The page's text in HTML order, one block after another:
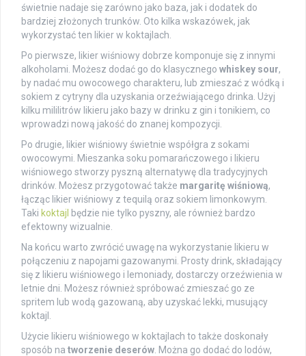
świetnie nadaje się zarówno jako baza, jak i dodatek do
bardziej złożonych trunków. Oto kilka wskazówek, jak
wykorzystać ten likier w koktajlach.
Po pierwsze, likier wiśniowy dobrze komponuje się z innymi
alkoholami. Możesz dodać go do klasycznego whiskey sour,
by nadać mu owocowego charakteru, lub zmieszać z wódką i
sokiem z cytryny dla uzyskania orzeźwiającego drinka. Użyj
kilku mililitrów likieru jako bazy w drinku z gin i tonikiem, co
wprowadzi nową jakość do znanej kompozycji.
Po drugie, likier wiśniowy świetnie współgra z sokami
owocowymi. Mieszanka soku pomarańczowego i likieru
wiśniowego stworzy pyszną alternatywę dla tradycyjnych
drinków. Możesz przygotować także margaritę wiśniową,
łącząc likier wiśniowy z tequilą oraz sokiem limonkowym.
Taki koktajl będzie nie tylko pyszny, ale również bardzo
efektowny wizualnie.
Na końcu warto zwrócić uwagę na wykorzystanie likieru w
połączeniu z napojami gazowanymi. Prosty drink, składający
się z likieru wiśniowego i lemoniady, dostarczy orzeźwienia w
letnie dni. Możesz również spróbować zmieszać go ze
spritem lub wodą gazowaną, aby uzyskać lekki, musujący
koktajl.
Użycie likieru wiśniowego w koktajlach to także doskonały
sposób na tworzenie deserów . Można go dodać do lodów,